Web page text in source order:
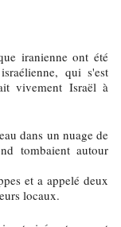
iranienne ont été
qui s'est
vivement Israël à
dans un nuage de
tombaient autour
et a appelé deux
locaux.